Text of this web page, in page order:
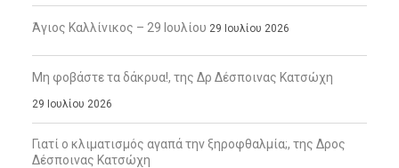
Άγιος Καλλίνικος – 29 Ιουλίου 29 Ιουλίου 2026
Μη φοβάστε τα δάκρυα!, της Δρ Δέσποινας Κατσώχη
29 Ιουλίου 2026
Γιατί ο κλιματισμός αγαπά την ξηροφθαλμία;, της Δρος
Δέσποινας Κατσώχη